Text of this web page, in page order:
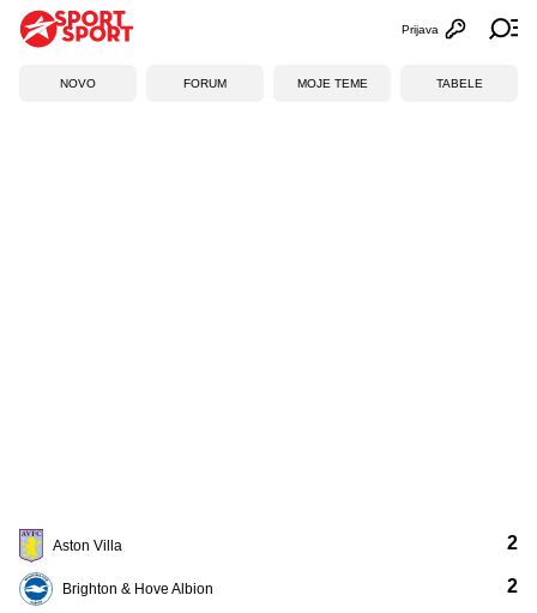
Otvori
Prijava
NOVO FORUM MOJE TEME TABELE
Aston Villa
Brighton & Hove Albion
2
2